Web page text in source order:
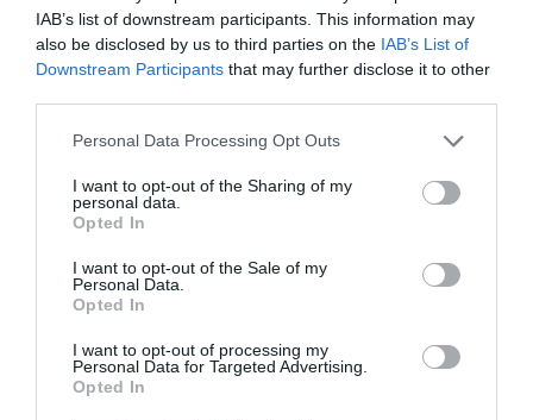
IAB’s list of downstream participants. This information may
also be disclosed by us to third parties on the IAB’s List of
Downstream Participants that may further disclose it to other
Personal Data Processing Opt Outs
I want to opt-out of the Sharing of my
personal data.
Opted In
I want to opt-out of the Sale of my
Personal Data.
Opted In
I want to opt-out of processing my
Personal Data for Targeted Advertising.
Opted In
femenino a Kynisca, que a su vez abonó 26,9 millones
por el uso de la marca del Lyon para elrecientemente
renombrado OL Lyoness. Por último, la organización de
eventos aportó 18,7 millones de euros, un 57% menos
corporativos (5,7 millones) y no reeditarse citas
Mundial de Rugby.
Ante esta situación, la única vía para que el Lyon
mantenga su plaza en la Ligue 1 ha sido la irrupción de
Michele Kang. La empresaria pagó 11 millones de euros
en 2023-2024 por una participación adicional del
31,95% en el vehículo creado para operar el OL
Lyoness, de modo que el club de la Ligue 1 bajaba su